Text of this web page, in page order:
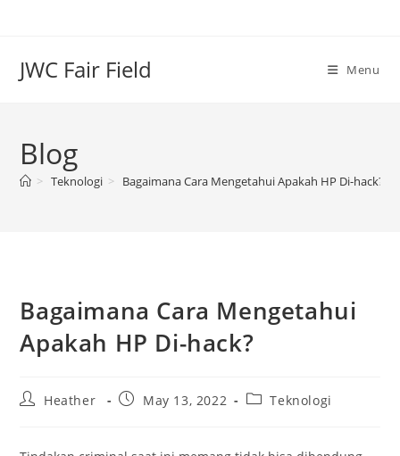
JWC Fair Field Menu
Blog
> Teknologi > Bagaimana Cara Mengetahui Apakah HP Di-hack?
Bagaimana Cara Mengetahui
Apakah HP Di-hack?
PostHeather
PostMay 13, 2022
PostTeknologi